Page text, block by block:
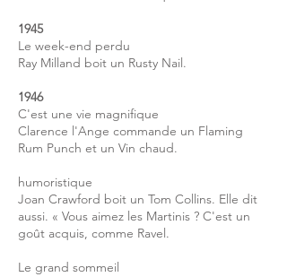
1945
Le week-end perdu
Ray Milland boit un Rusty Nail.
1946
C'est une vie magnifique
Clarence l'Ange commande un Flaming
Rum Punch et un Vin chaud.
humoristique
Joan Crawford boit un Tom Collins. Elle dit
aussi. « Vous aimez les Martinis ? C'est un
goût acquis, comme Ravel.
Le grand sommeil